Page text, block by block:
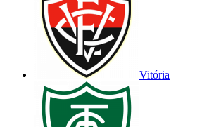
Vitória